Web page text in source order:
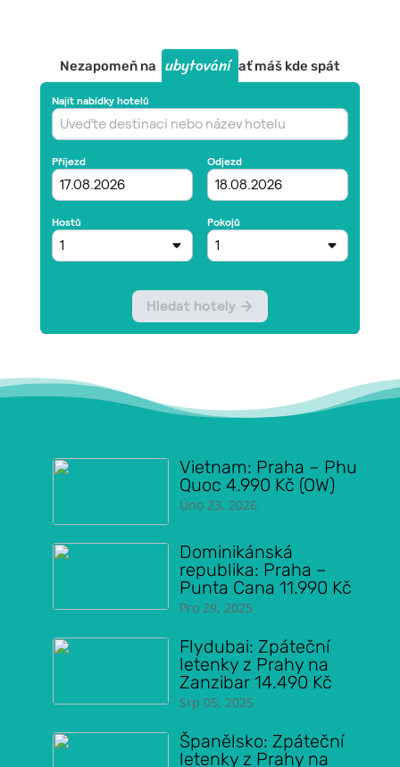
Nezapomeň na ubytování ať máš kde spát
Vietnam: Praha – Phu
Quoc 4.990 Kč (OW)
Úno 23, 2026
Dominikánská
republika: Praha –
Punta Cana 11.990 Kč
Pro 29, 2025
Flydubai: Zpáteční
letenky z Prahy na
Zanzibar 14.490 Kč
Srp 05, 2025
Španělsko: Zpáteční
letenky z Prahy na